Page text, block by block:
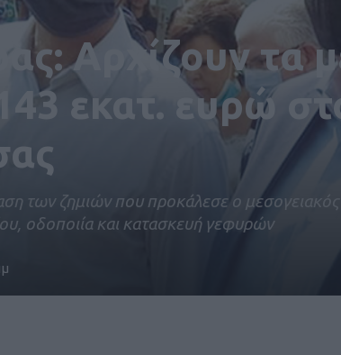
Αρχίζουν τα
εκατ. ευρώ
των ζημιών που προκάλεσε ο
οδοποιία και κατασκευή γεφυρών